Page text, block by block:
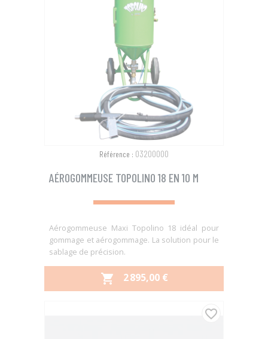
Référence : 03200000
AÉROGOMMEUSE TOPOLINO 18 EN 10 M
Aérogommeuse Maxi Topolino 18 idéal pour
gommage et aérogommage. La solution pour le
sablage de précision.
 PRIX
2 895,00 €
favorite_border